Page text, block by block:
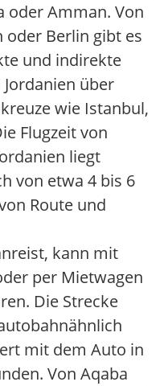
oder Amman. Von
oder Berlin gibt es
und indirekte
über
wie Istanbul,
Flugzeit von
liegt
von etwa 4 bis 6
Route und
kann mit
per Mietwagen
Die Strecke
mit dem Auto in
Von Aqaba